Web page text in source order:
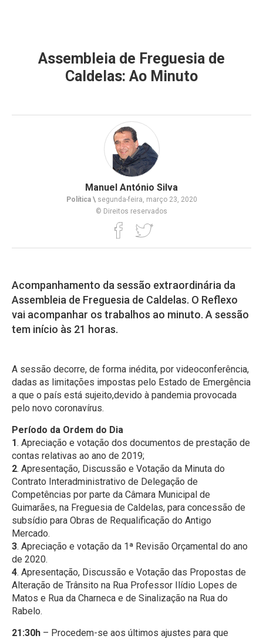
Assembleia de Freguesia de
Caldelas: Ao Minuto
Manuel António Silva
Política \segunda-feira, março 23, 2020
© Direitos reservados
Acompanhamento da sessão extraordinária da
Assembleia de Freguesia de Caldelas. O Reflexo
vai acompanhar os trabalhos ao minuto. A sessão
tem início às 21 horas.
A sessão decorre, de forma inédita, por videoconferência,
dadas as limitações impostas pelo Estado de Emergência
a que o país está sujeito,devido à pandemia provocada
pelo novo coronavírus.
Período da Ordem do Dia
1. Apreciação e votação dos documentos de prestação de
contas relativas ao ano de 2019;
2. Apresentação, Discussão e Votação da Minuta do
Contrato Interadministrativo de Delegação de
Competências por parte da Câmara Municipal de
Guimarães, na Freguesia de Caldelas, para concessão de
subsídio para Obras de Requalificação do Antigo
Mercado.
3. Apreciação e votação da 1ª Revisão Orçamental do ano
de 2020.
4. Apresentação, Discussão e Votação das Propostas de
Alteração de Trânsito na Rua Professor Ilídio Lopes de
Matos e Rua da Charneca e de Sinalização na Rua do
Rabelo.
21:30h – Procedem-se aos últimos ajustes para que